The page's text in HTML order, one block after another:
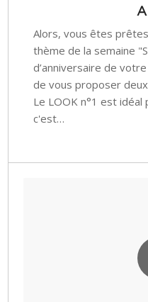
Alors, vous êtes
thème de la semaine
d’anniversaire de
de vous proposer
Le LOOK n°1 est
c'est…